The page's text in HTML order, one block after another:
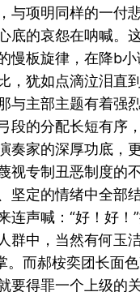
项明同样的一
的哀怨在呐喊
板旋律，在降b
，犹如点滴泣泪
主部主题有着
的分配长短有
家的深厚功底
专制丑恶制度的
定的情绪中全
声喊：“好！好
中，当然有何玉
而郝桉奕团长
得罪一个上级